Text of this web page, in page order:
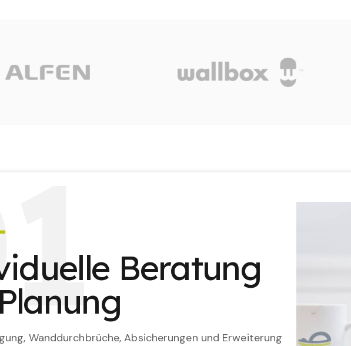
1
Beratung
Wanddurchbrüche, Absicherungen und Erweiterung